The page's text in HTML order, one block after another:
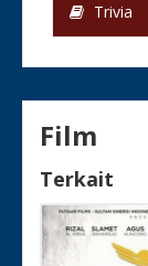
Trivia
Film
Terkait